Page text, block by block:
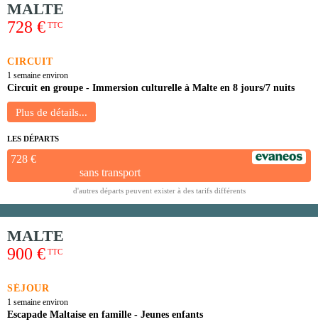
MALTE
728 € TTC
CIRCUIT
1 semaine environ
Circuit en groupe - Immersion culturelle à Malte en 8 jours/7 nuits
LES DÉPARTS
728 €
sans transport
d'autres départs peuvent exister à des tarifs différents
MALTE
900 € TTC
SÉJOUR
1 semaine environ
Escapade Maltaise en famille - Jeunes enfants